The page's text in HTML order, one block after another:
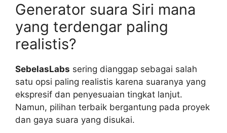
Generator suara Siri mana
yang terdengar paling
realistis?
SebelasLabs sering dianggap sebagai salah
satu opsi paling realistis karena suaranya yang
ekspresif dan penyesuaian tingkat lanjut.
Namun, pilihan terbaik bergantung pada proyek
dan gaya suara yang disukai.